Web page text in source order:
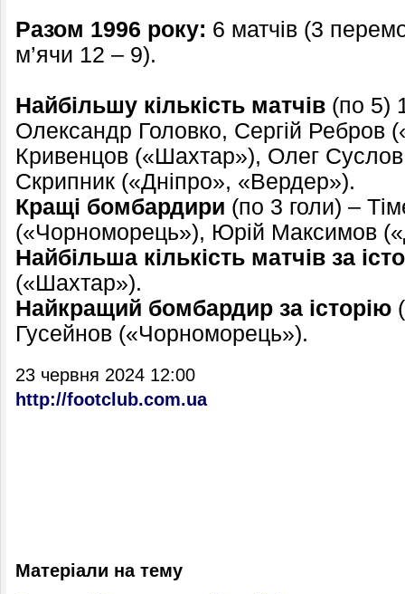
Разом 1996 року: 6 матчів (3
м’ячи 12 – 9).
Найбільшу кількість матчів (по 5)
Олександр Головко, Сергій Ребров
Кривенцов («Шахтар»), Олег
Скрипник («Дніпро», «Вердер»).
Кращі бомбардири (по 3 голи) –
(«Чорноморець»), Юрій Максимов
Найбільша кількість матчів за
(«Шахтар»).
Найкращий бомбардир за історію
Гусейнов («Чорноморець»).
23 червня 2024 12:00
http://footclub.com.ua
Матеріали на тему